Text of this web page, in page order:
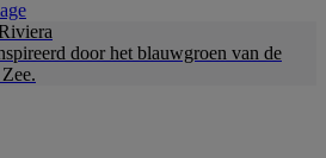
door het blauwgroen van de